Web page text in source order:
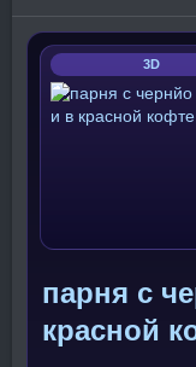
3D
парня с
красной